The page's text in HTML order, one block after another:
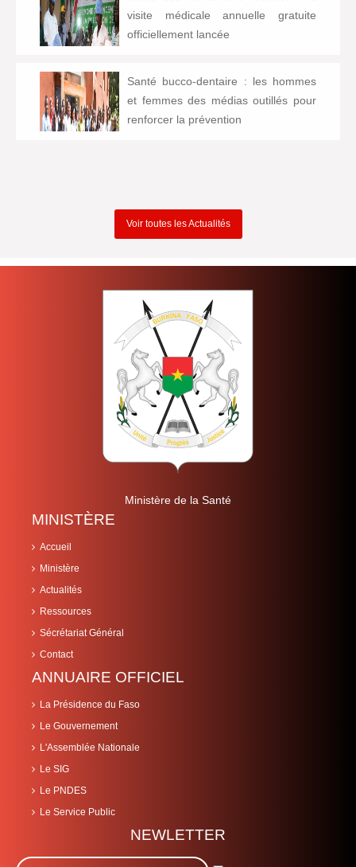
visite médicale annuelle gratuite
officiellement lancée
Santé bucco-dentaire : les hommes
et femmes des médias outillés pour
renforcer la prévention
Voir toutes les Actualités
Ministère de la Santé
MINISTÈRE
Accueil
Ministère
Actualités
Ressources
Sécrétariat Général
Contact
ANNUAIRE OFFICIEL
La Présidence du Faso
Le Gouvernement
L'Assemblée Nationale
Le SIG
Le PNDES
Le Service Public
NEWLETTER